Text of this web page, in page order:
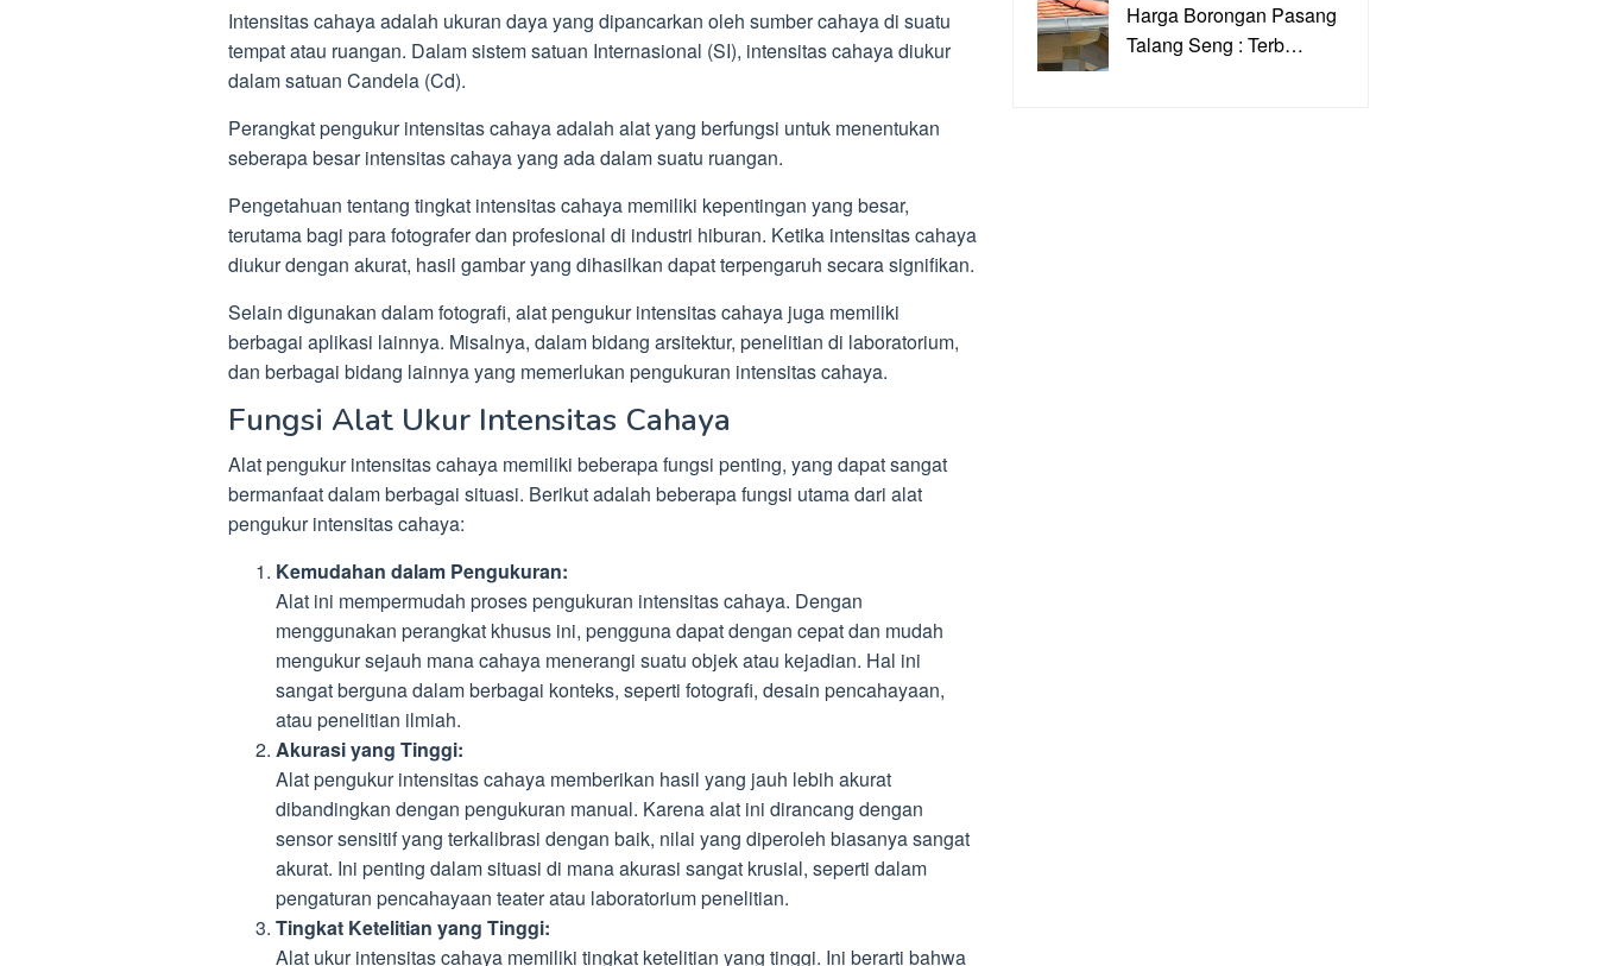
Intensitas cahaya adalah ukuran daya yang dipancarkan oleh sumber cahaya di suatu
tempat atau ruangan. Dalam sistem satuan Internasional (SI), intensitas cahaya diukur
dalam satuan Candela (Cd).
Perangkat pengukur intensitas cahaya adalah alat yang berfungsi untuk menentukan
seberapa besar intensitas cahaya yang ada dalam suatu ruangan.
Pengetahuan tentang tingkat intensitas cahaya memiliki kepentingan yang besar,
terutama bagi para fotografer dan profesional di industri hiburan. Ketika intensitas cahaya
diukur dengan akurat, hasil gambar yang dihasilkan dapat terpengaruh secara signifikan.
Selain digunakan dalam fotografi, alat pengukur intensitas cahaya juga memiliki
berbagai aplikasi lainnya. Misalnya, dalam bidang arsitektur, penelitian di laboratorium,
dan berbagai bidang lainnya yang memerlukan pengukuran intensitas cahaya.
Fungsi Alat Ukur Intensitas Cahaya
Alat pengukur intensitas cahaya memiliki beberapa fungsi penting, yang dapat sangat
bermanfaat dalam berbagai situasi. Berikut adalah beberapa fungsi utama dari alat
pengukur intensitas cahaya:
Kemudahan dalam Pengukuran:
Alat ini mempermudah proses pengukuran intensitas cahaya. Dengan
menggunakan perangkat khusus ini, pengguna dapat dengan cepat dan mudah
mengukur sejauh mana cahaya menerangi suatu objek atau kejadian. Hal ini
sangat berguna dalam berbagai konteks, seperti fotografi, desain pencahayaan,
atau penelitian ilmiah.
Akurasi yang Tinggi:
Alat pengukur intensitas cahaya memberikan hasil yang jauh lebih akurat
dibandingkan dengan pengukuran manual. Karena alat ini dirancang dengan
sensor sensitif yang terkalibrasi dengan baik, nilai yang diperoleh biasanya sangat
akurat. Ini penting dalam situasi di mana akurasi sangat krusial, seperti dalam
pengaturan pencahayaan teater atau laboratorium penelitian.
Tingkat Ketelitian yang Tinggi:
Alat ukur intensitas cahaya memiliki tingkat ketelitian yang tinggi. Ini berarti bahwa
Harga Borongan Pasang
Talang Seng : Terb…